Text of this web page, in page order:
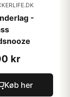
-
kr
Køb her